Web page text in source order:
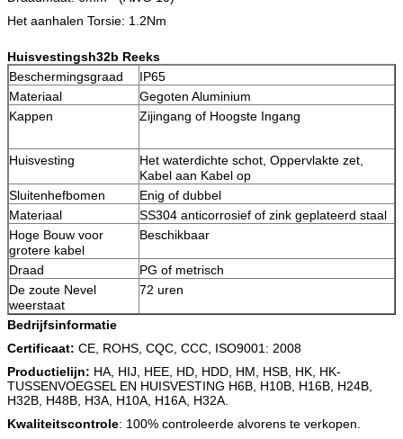
Het aanhalen Torsie: 1.2Nm
Huisvestingsh32b Reeks
Beschermingsgraad
IP65
Materiaal
Gegoten Aluminium
Kappen
Zijingang of Hoogste Ingang
Huisvesting
Het waterdichte schot, Oppervlakte zet,
Kabel aan Kabel op
Sluitenhefbomen
Enig of dubbel
Materiaal
SS304 anticorrosief of zink geplateerd staal
Hoge Bouw voor
grotere kabel
Beschikbaar
Draad
PG of metrisch
De zoute Nevel
weerstaat
72 uren
Bedrijfsinformatie
Certificaat: CE, ROHS, CQC, CCC, ISO9001: 2008
Productielijn: HA, HIJ, HEE, HD, HDD, HM, HSB, HK, HK-
TUSSENVOEGSEL EN HUISVESTING H6B, H10B, H16B, H24B,
H32B, H48B, H3A, H10A, H16A, H32A.
Kwaliteitscontrole: 100% controleerde alvorens te verkopen.